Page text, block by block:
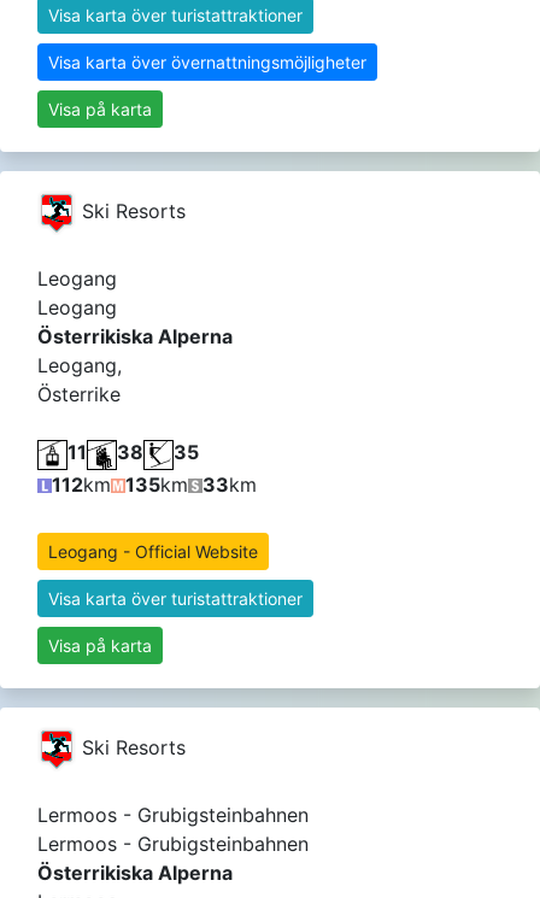
Visa karta över turistattraktioner
Visa karta över övernattningsmöjligheter
Visa på karta
Ski Resorts
Leogang
Leogang
Österrikiska Alperna
Leogang,
Österrike
11 38
35
112km 135km 33km
Leogang - Official Website
Visa karta över turistattraktioner
Visa på karta
Ski Resorts
Lermoos - Grubigsteinbahnen
Lermoos - Grubigsteinbahnen
Österrikiska Alperna